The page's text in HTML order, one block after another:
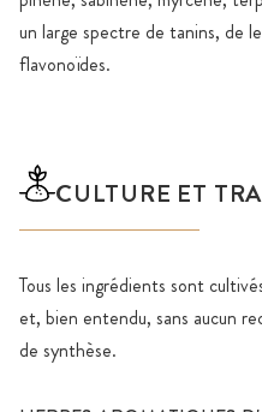
un large spectre de tanins, de
flavonoïdes.
CULTURE ET
Tous les ingrédients sont
et, bien entendu, sans aucun
de synthèse.